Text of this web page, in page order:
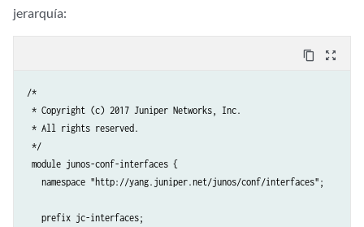
jerarquía:
content_copy zoom_out_map
/*
* Copyright (c) 2017 Juniper Networks, Inc.
* All rights reserved.
*/
module junos-conf-interfaces {
   namespace "http://yang.juniper.net/junos/conf/interfaces";
   prefix jc-interfaces;